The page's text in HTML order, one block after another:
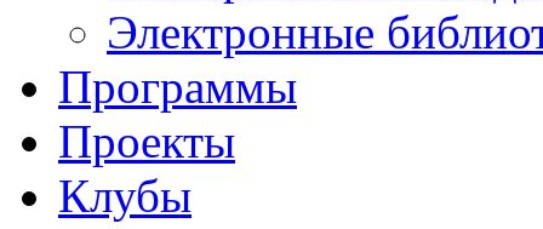
Электронные
Программы
Проекты
Клубы